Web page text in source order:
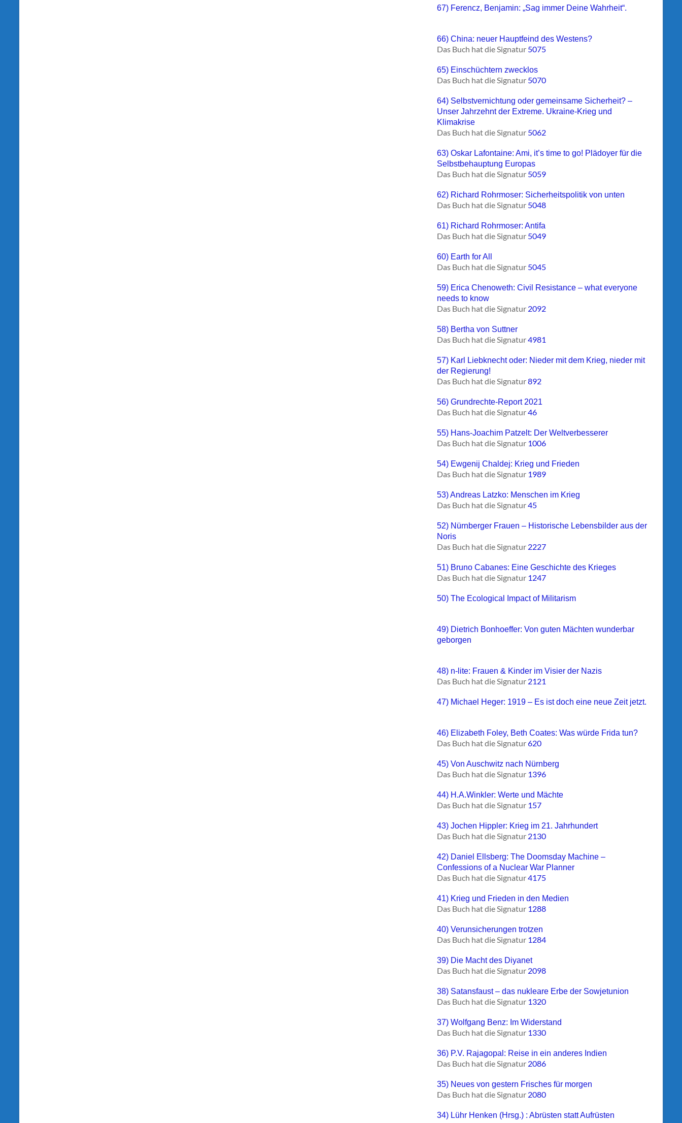
67) Ferencz, Benjamin: „Sag immer Deine Wahrheit“.
66) China: neuer Hauptfeind des Westens?
Das Buch hat die Signatur 5075
65) Einschüchtern zwecklos
Das Buch hat die Signatur 5070
64) Selbstvernichtung oder gemeinsame Sicherheit? –
Unser Jahrzehnt der Extreme. Ukraine-Krieg und
Klimakrise
Das Buch hat die Signatur 5062
63) Oskar Lafontaine: Ami, it’s time to go! Plädoyer für die
Selbstbehauptung Europas
Das Buch hat die Signatur 5059
62) Richard Rohrmoser: Sicherheitspolitik von unten
Das Buch hat die Signatur 5048
61) Richard Rohrmoser: Antifa
Das Buch hat die Signatur 5049
60) Earth for All
Das Buch hat die Signatur 5045
59) Erica Chenoweth: Civil Resistance – what everyone
needs to know
Das Buch hat die Signatur 2092
58) Bertha von Suttner
Das Buch hat die Signatur4981
57) Karl Liebknecht oder: Nieder mit dem Krieg, nieder mit
der Regierung!
Das Buch hat die Signatur892
56) Grundrechte-Report 2021
Das Buch hat die Signatur46
55) Hans-Joachim Patzelt: Der Weltverbesserer
Das Buch hat die Signatur 1006
54) Ewgenij Chaldej: Krieg und Frieden
Das Buch hat die Signatur 1989
53) Andreas Latzko: Menschen im Krieg
Das Buch hat die Signatur45
52) Nürnberger Frauen – Historische Lebensbilder aus der
Noris
Das Buch hat die Signatur 2227
51) Bruno Cabanes: Eine Geschichte des Krieges
Das Buch hat die Signatur 1247
50) The Ecological Impact of Militarism
49) Dietrich Bonhoeffer: Von guten Mächten wunderbar
geborgen
48) n-lite: Frauen & Kinder im Visier der Nazis
Das Buch hat die Signatur 2121
47) Michael Heger: 1919 – Es ist doch eine neue Zeit jetzt.
46) Elizabeth Foley, Beth Coates: Was würde Frida tun?
Das Buch hat die Signatur620
45) Von Auschwitz nach Nürnberg
Das Buch hat die Signatur 1396
44) H.A.Winkler: Werte und Mächte
Das Buch hat die Signatur 157
43) Jochen Hippler: Krieg im 21. Jahrhundert
Das Buch hat die Signatur 2130
42) Daniel Ellsberg: The Doomsday Machine –
Confessions of a Nuclear War Planner
Das Buch hat die Signatur4175
41) Krieg und Frieden in den Medien
Das Buch hat die Signatur 1288
40) Verunsicherungen trotzen
Das Buch hat die Signatur 1284
39) Die Macht des Diyanet
Das Buch hat die Signatur 2098
38) Satansfaust – das nukleare Erbe der Sowjetunion
Das Buch hat die Signatur 1320
37) Wolfgang Benz: Im Widerstand
Das Buch hat die Signatur 1330
36) P.V. Rajagopal: Reise in ein anderes Indien
Das Buch hat die Signatur 2086
35) Neues von gestern Frisches für morgen
Das Buch hat die Signatur 2080
34) Lühr Henken (Hrsg.) : Abrüsten statt Aufrüsten